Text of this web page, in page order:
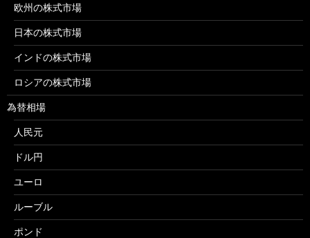
欧州の株式市場
日本の株式市場
インドの株式市場
ロシアの株式市場
為替相場
人民元
ドル円
ユーロ
ルーブル
ポンド